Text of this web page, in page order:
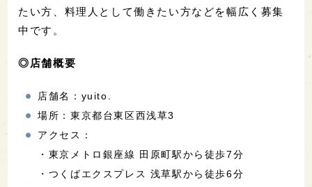
たい方、料理人として働きたい方などを幅広く募集
中です。
◎店舗概要
店舗名：yuito.
場所：東京都台東区西浅草3
アクセス：
・東京メトロ銀座線 田原町駅から徒歩7分
・つくばエクスプレス 浅草駅から徒歩6分